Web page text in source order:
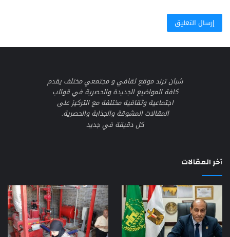
شبان ترند موقع ثقافي و مجتمعي مختلف يقدم
كافة المواضيع الجديدة والحصرية في قوالب
اجتماعية وثقافية مختلفة مع التركيز على
المقالات المشوقة والجذابة والحصرية.
كل دقيقة في جديد
آخر المقالات